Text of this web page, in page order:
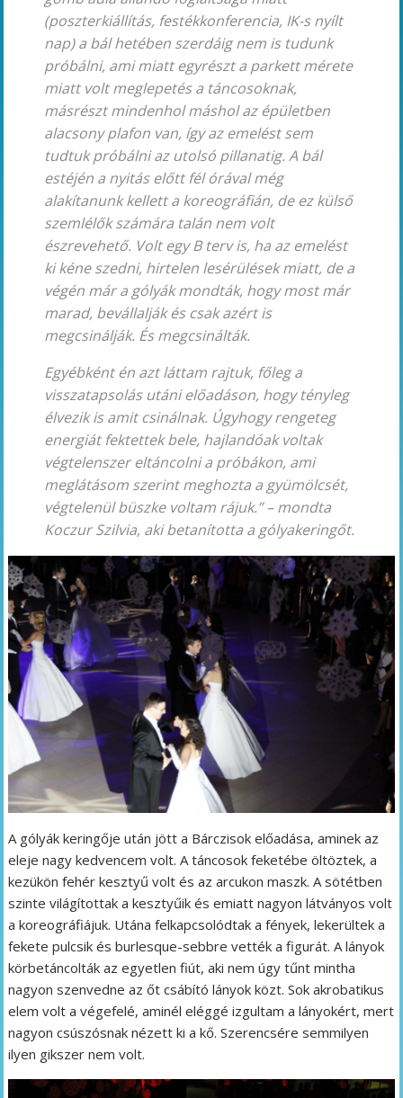
(poszterkiállítás, festékkonferencia, IK-s nyílt
nap) a bál hetében szerdáig nem is tudunk
próbálni, ami miatt egyrészt a parkett mérete
miatt volt meglepetés a táncosoknak,
másrészt mindenhol máshol az épületben
alacsony plafon van, így az emelést sem
tudtuk próbálni az utolsó pillanatig. A bál
estéjén a nyitás előtt fél órával még
alakítanunk kellett a koreográfián, de ez külső
szemlélők számára talán nem volt
észrevehető. Volt egy B terv is, ha az emelést
ki kéne szedni, hirtelen lesérülések miatt, de a
végén már a gólyák mondták, hogy most már
marad, bevállalják és csak azért is
megcsinálják. És megcsinálták.
Egyébként én azt láttam rajtuk, főleg a
visszatapsolás utáni előadáson, hogy tényleg
élvezik is amit csinálnak. Úgyhogy rengeteg
energiát fektettek bele, hajlandóak voltak
végtelenszer eltáncolni a próbákon, ami
meglátásom szerint meghozta a gyümölcsét,
végtelenül büszke voltam rájuk.”– mondta
Koczur Szilvia, aki betanította a gólyakeringőt.
A gólyák keringője után jött a Bárczisok előadása, aminek az
eleje nagy kedvencem volt. A táncosok feketébe öltöztek, a
kezükön fehér kesztyű volt és az arcukon maszk. A sötétben
szinte világítottak a kesztyűik és emiatt nagyon látványos volt
a koreográfiájuk. Utána felkapcsolódtak a fények, lekerültek a
fekete pulcsik és burlesque-sebbre vették a figurát. A lányok
körbetáncolták az egyetlen fiút, aki nem úgy tűnt mintha
nagyon szenvedne az őt csábító lányok közt. Sok akrobatikus
elem volt a végefelé, aminél eléggé izgultam a lányokért, mert
nagyon csúszósnak nézett ki a kő. Szerencsére semmilyen
ilyen gikszer nem volt.